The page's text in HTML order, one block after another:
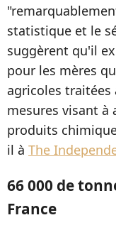
statistique et le
suggèrent qu'il
pour les mères
agricoles traitées
mesures visant
produits
il à The
66 000 de
France